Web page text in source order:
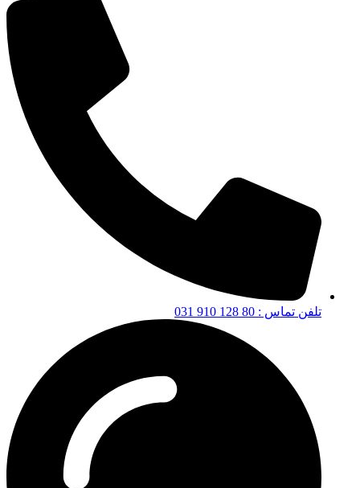
تلفن تماس : 80 128 910 031